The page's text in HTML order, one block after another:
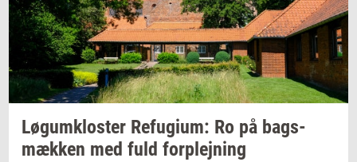
Løgum­klo­ster Re­fu­gi­um: Ro på bags­
mæk­ken med fuld for­plej­ning